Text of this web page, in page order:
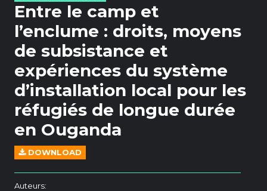
Entre le camp et
l’enclume : droits, moyens
de subsistance et
expériences du système
d’installation local pour les
réfugiés de longue durée
en Ouganda
DOWNLOAD
Auteurs: